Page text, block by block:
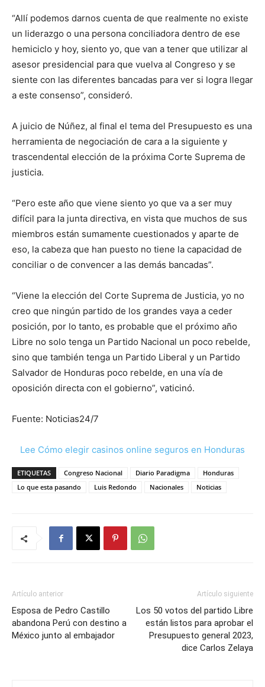
“Allí podemos darnos cuenta de que realmente no existe
un liderazgo o una persona conciliadora dentro de ese
hemiciclo y hoy, siento yo, que van a tener que utilizar al
asesor presidencial para que vuelva al Congreso y se
siente con las diferentes bancadas para ver si logra llegar
a este consenso”, consideró.
A juicio de Núñez, al final el tema del Presupuesto es una
herramienta de negociación de cara a la siguiente y
trascendental elección de la próxima Corte Suprema de
justicia.
“Pero este año que viene siento yo que va a ser muy
difícil para la junta directiva, en vista que muchos de sus
miembros están sumamente cuestionados y aparte de
eso, la cabeza que han puesto no tiene la capacidad de
conciliar o de convencer a las demás bancadas”.
“Viene la elección del Corte Suprema de Justicia, yo no
creo que ningún partido de los grandes vaya a ceder
posición, por lo tanto, es probable que el próximo año
Libre no solo tenga un Partido Nacional un poco rebelde,
sino que también tenga un Partido Liberal y un Partido
Salvador de Honduras poco rebelde, en una vía de
oposición directa con el gobierno”, vaticinó.
Fuente: Noticias24/7
Lee Cómo elegir casinos online seguros en Honduras
ETIQUETAS Congreso Nacional Diario Paradigma
Honduras
Lo que esta pasando
Luis Redondo Nacionales Noticias
Artículo anterior
Esposa de Pedro Castillo
abandona Perú con destino a
México junto al embajador
Artículo siguiente
Los 50 votos del partido Libre
están listos para aprobar el
Presupuesto general 2023,
dice Carlos Zelaya